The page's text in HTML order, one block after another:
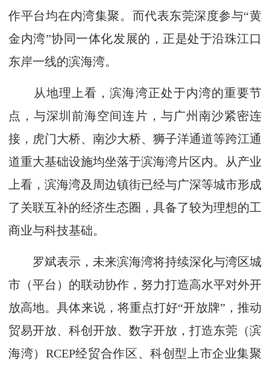
作平台均在内湾集聚。而代表东莞深度参与“黄
金内湾”协同一体化发展的，正是处于沿珠江口
东岸一线的滨海湾。
从地理上看，滨海湾正处于内湾的重要节
点，与深圳前海空间连片，与广州南沙紧密连
接，虎门大桥、南沙大桥、狮子洋通道等跨江通
道重大基础设施均坐落于滨海湾片区内。从产业
上看，滨海湾及周边镇街已经与广深等城市形成
了关联互补的经济生态圈，具备了较为理想的工
商业与科技基础。
罗斌表示，未来滨海湾将持续深化与湾区城
市（平台）的联动协作，努力打造高水平对外开
放高地。具体来说，将重点打好“开放牌”，推动
贸易开放、科创开放、数字开放，打造东莞（滨
海湾）RCEP经贸合作区、科创型上市企业集聚